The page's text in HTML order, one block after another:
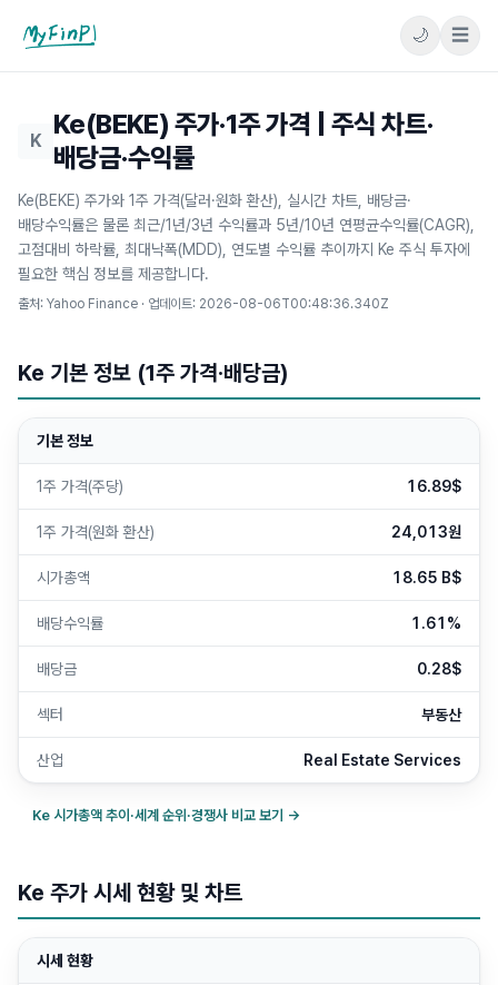
마이핀플
🌙 ☰
K
Ke(BEKE) 주가·1주 가격 | 주식 차트·
배당금·수익률
Ke(BEKE) 주가와 1주 가격(달러·원화 환산), 실시간 차트, 배당금·
배당수익률은 물론 최근/1년/3년 수익률과 5년/10년 연평균수익률(CAGR),
고점대비 하락률, 최대낙폭(MDD), 연도별 수익률 추이까지 Ke 주식 투자에
필요한 핵심 정보를 제공합니다.
출처: Yahoo Finance · 업데이트: 2026-08-06T00:48:36.340Z
Ke 기본 정보 (1주 가격·배당금)
기본 정보
1주 가격(주당) 16.89$
1주 가격(원화 환산) 24,013원
시가총액 18.65 B$
배당수익률 1.61%
배당금 0.28$
섹터 부동산
산업 Real Estate Services
Ke 시가총액 추이·세계 순위·경쟁사 비교 보기 →
Ke 주가 시세 현황 및 차트
시세 현황